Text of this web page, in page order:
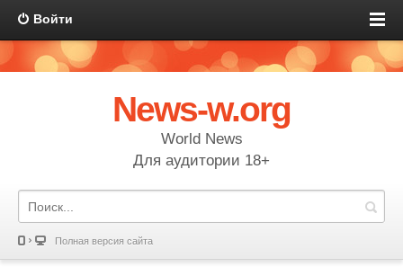
Войти
News-w.org
World News
Для аудитории 18+
Полная версия сайта